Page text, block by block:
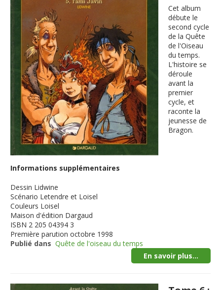
Cet album
débute le
second cycle
de la Quête
de l'Oiseau
du temps.
L'histoire se
déroule
avant la
premier
cycle, et
raconte la
jeunesse de
Bragon.
Informations supplémentaires
Dessin Lidwine
Scénario Letendre et Loisel
Couleurs Loisel
Maison d'édition Dargaud
ISBN 2 205 04394 3
Première parution octobre 1998
Publié dans Quête de l'oiseau du temps
En savoir plus...